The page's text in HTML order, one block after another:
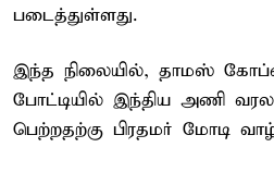
படைத்துள்ளது.
இந்த நிலையில், தாமஸ்
போட்டியில் இந்திய அணி
பெற்றதற்கு பிரதமர் மோடி